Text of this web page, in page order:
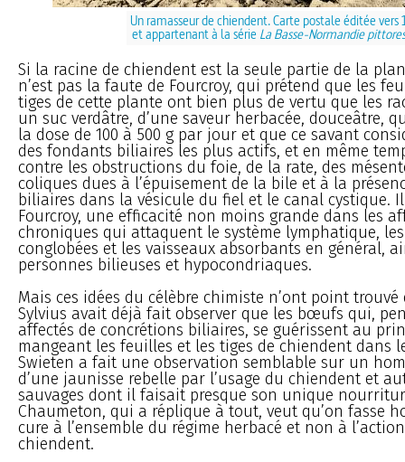
Un ramasseur de chiendent. Carte postale éditée vers
et appartenant à la série La Basse-Normandie
Si la racine de chiendent est la seule partie de la
n’est pas la faute de Fourcroy, qui prétend que les
tiges de cette plante ont bien plus de vertu que les
un suc verdâtre, d’une saveur herbacée, douceâtre,
la dose de 100 à 500 g par jour et que ce savant
des fondants biliaires les plus actifs, et en même
contre les obstructions du foie, de la rate, des
coliques dues à l’épuisement de la bile et à la
biliaires dans la vésicule du fiel et le canal cystique.
Fourcroy, une efficacité non moins grande dans les
chroniques qui attaquent le système lymphatique,
conglobées et les vaisseaux absorbants en général,
personnes bilieuses et hypocondriaques.
Mais ces idées du célèbre chimiste n’ont point trouvé
Sylvius avait déjà fait observer que les bœufs qui,
affectés de concrétions biliaires, se guérissent au
mangeant les feuilles et les tiges de chiendent dans
Swieten a fait une observation semblable sur un
d’une jaunisse rebelle par l’usage du chiendent et
sauvages dont il faisait presque son unique
Chaumeton, qui a réplique à tout, veut qu’on fasse
cure à l’ensemble du régime herbacé et non à
chiendent.